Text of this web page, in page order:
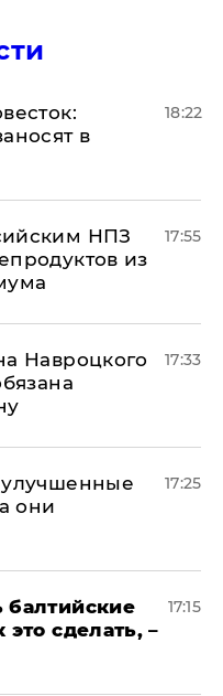
в
18:22
НПЗ
из
17:55
Навроцкого
17:33
они
17:25
балтийские
сделать, –
17:15